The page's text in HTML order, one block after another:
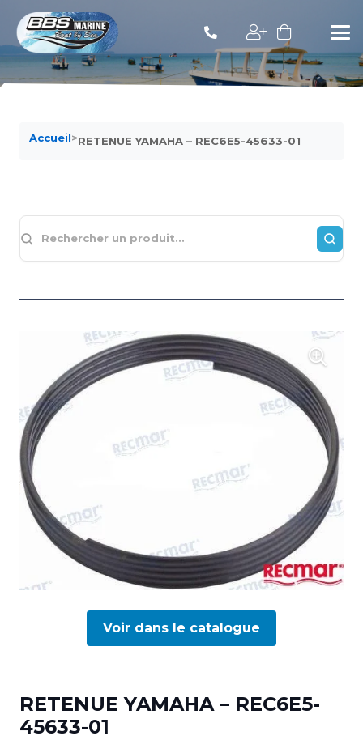
Accueil>RETENUE YAMAHA – REC6E5-45633-01
Voir dans le catalogue
RETENUE YAMAHA – REC6E5-
45633-01